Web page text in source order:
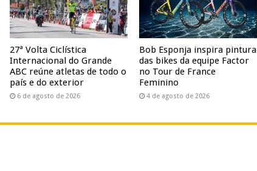
27ª Volta Ciclística
Internacional do Grande
ABC reúne atletas de todo o
país e do exterior
6 de agosto de 2026
Bob Esponja inspira pintura
das bikes da equipe Factor
no Tour de France
Feminino
4 de agosto de 2026